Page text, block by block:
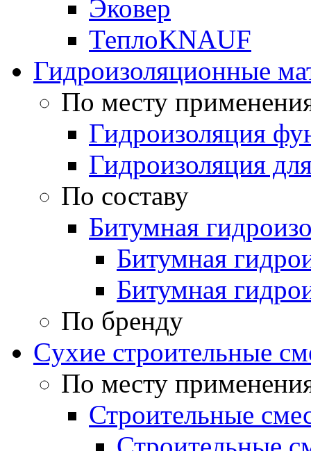
Эковер
ТеплоKNAUF
Гидроизоляционные
По месту
Гидроизоляция
Гидроизоляция
По составу
Битумная
Битумная
Битумная
По бренду
Cухие строительные
По месту
Строительные